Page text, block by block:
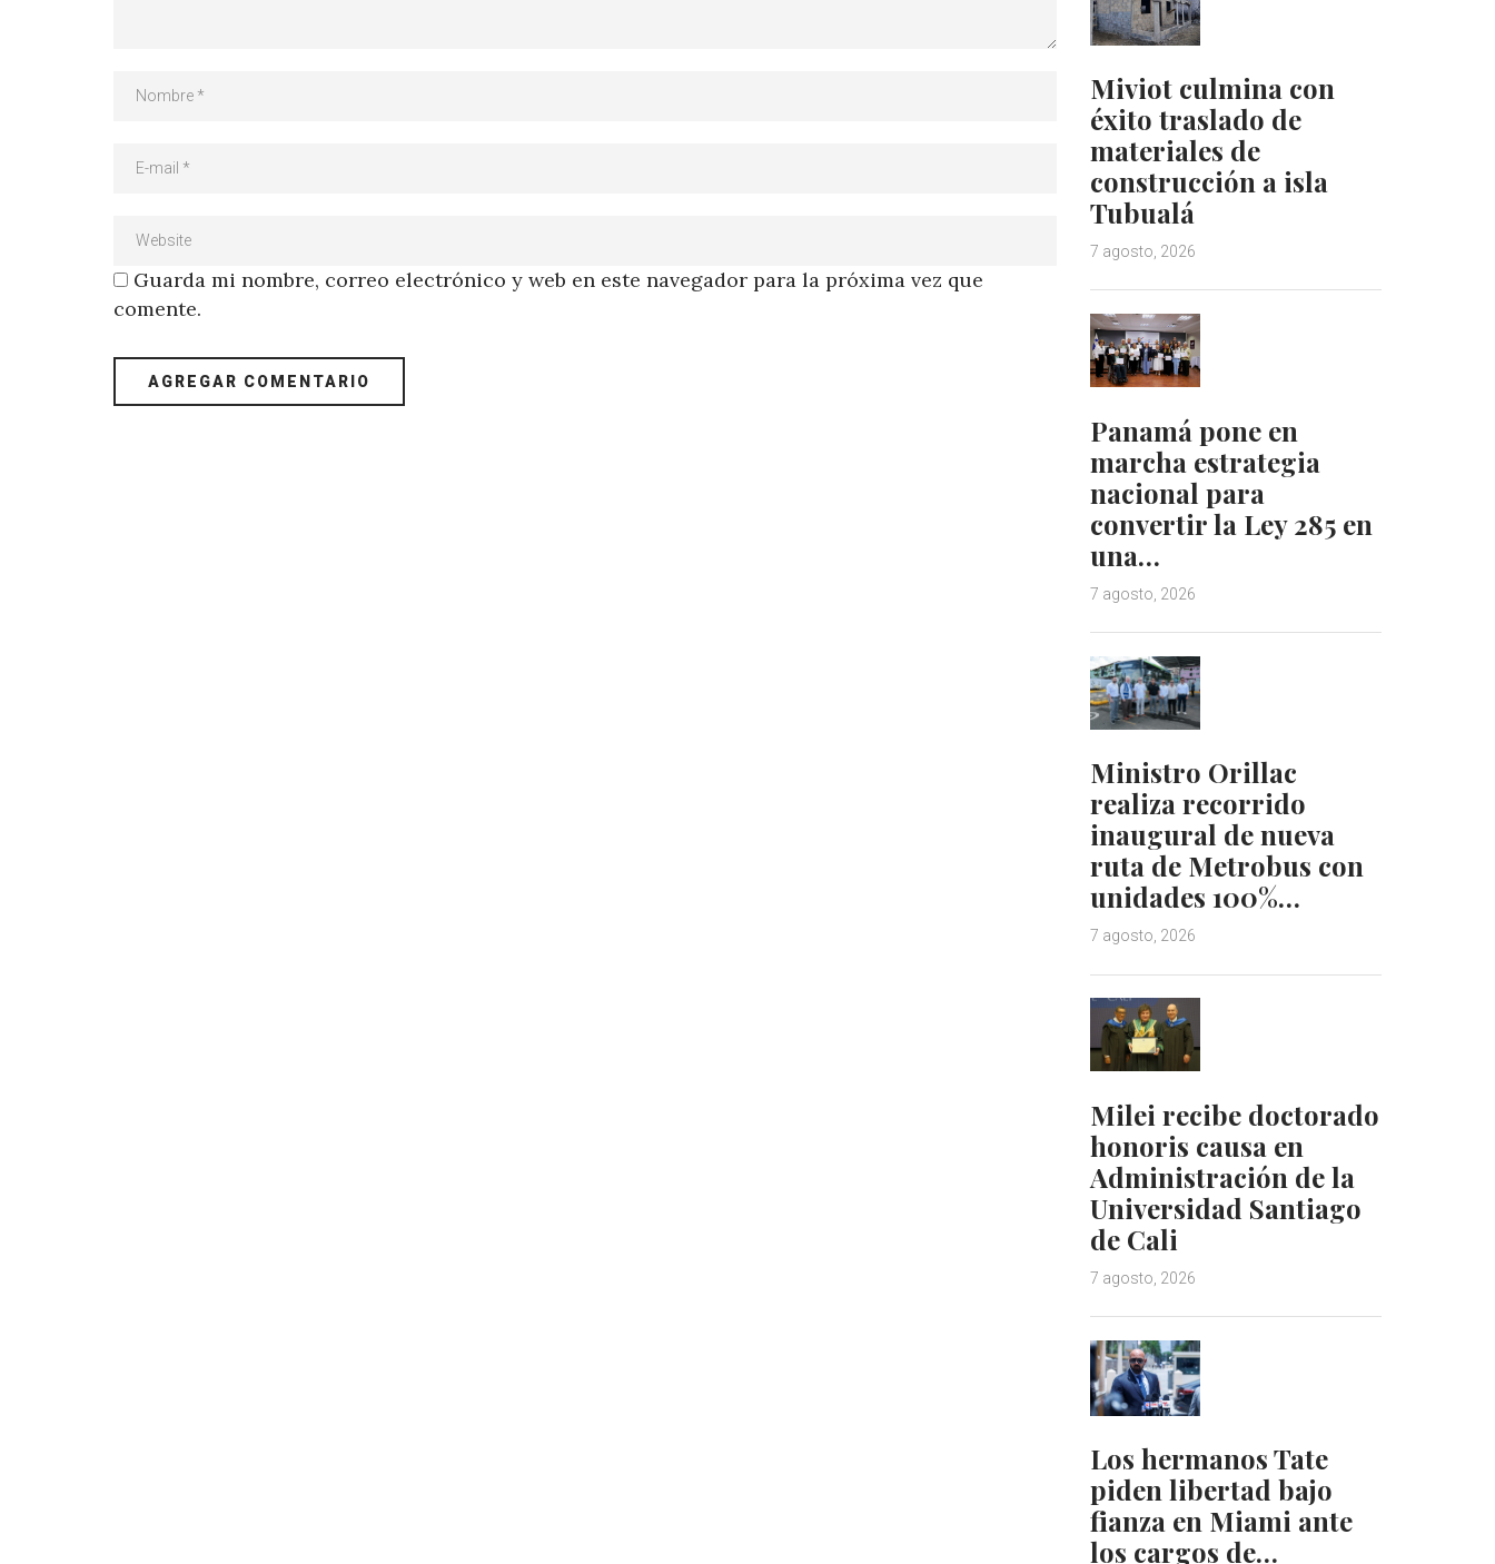
Guarda mi nombre, correo electrónico y web en este navegador para la próxima vez que
comente.
Miviot culmina con
éxito traslado de
materiales de
construcción a isla
Tubualá
7 agosto, 2026
Panamá pone en
marcha estrategia
nacional para
convertir la Ley 285 en
una…
7 agosto, 2026
Ministro Orillac
realiza recorrido
inaugural de nueva
ruta de Metrobus con
unidades 100%…
7 agosto, 2026
Milei recibe doctorado
honoris causa en
Administración de la
Universidad Santiago
de Cali
7 agosto, 2026
Los hermanos Tate
piden libertad bajo
fianza en Miami ante
los cargos de…